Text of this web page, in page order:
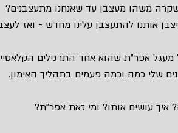
משהו מעצבן עד שאנחנו מתעצבנים?
אותנו להתעצבן עלינו מחדש - ואז
אפר”ת שהוא אחד התרגילים הקלאסיים
שלי כמה וכמה פעמים בתהליך האימון.
עושים אותו? ומי זאת אפר”ת?